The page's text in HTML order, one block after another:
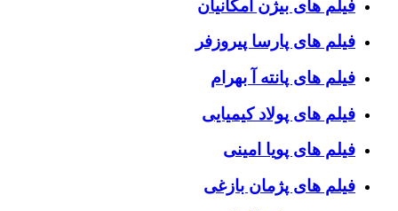
فیلم های بیژن امکانیان
فیلم های پارسا پیروزفر
فیلم های پانته آ بهرام
فیلم های پولاد کیمیایی
فیلم های پویا امینی
فیلم های پژمان بازغی